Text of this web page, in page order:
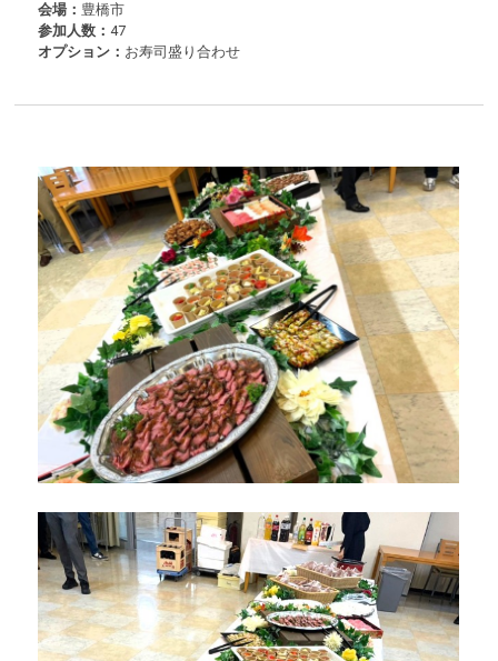
会場： 豊橋市
参加人数：47
オプション： お寿司盛り合わせ